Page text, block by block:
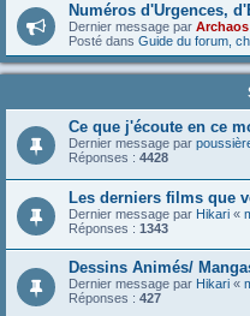
Numéros d'Urgences,
Dernier message par Archaos
Posté dans Guide du forum,
Ce que j'écoute en ce
Dernier message par
Réponses : 4428
Les derniers films que
Dernier message par Hikari «
Réponses : 1343
Dessins Animés/
Dernier message par Hikari «
Réponses : 427